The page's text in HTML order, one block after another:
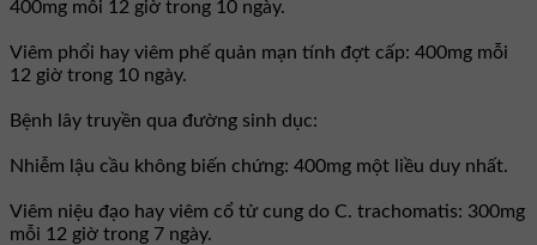
400mg mỗi 12 giờ trong 10 ngày.
Viêm phổi hay viêm phế quản mạn tính đợt cấp: 400mg mỗi
12 giờ trong 10 ngày.
Bệnh lây truyền qua đường sinh dục:
Nhiễm lậu cầu không biến chứng: 400mg một liều duy nhất.
Viêm niệu đạo hay viêm cổ tử cung do C. trachomatis: 300mg
mỗi 12 giờ trong 7 ngày.